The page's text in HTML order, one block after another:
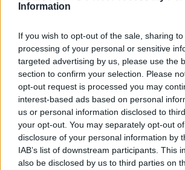
Information
If you wish to opt-out of the sale, sharing
processing of your personal or sensitive
targeted advertising by us, please use the
section to confirm your selection. Please
opt-out request is processed you may
interest-based ads based on personal
us or personal information disclosed to
your opt-out. You may separately opt-out
disclosure of your personal information by
IAB’s list of downstream participants. This
also be disclosed by us to third parties on
Date : …………………………….
4 Résous les problèmes suivants.
par une phrase et inscris les calculs
que tu as effectués.
La maman de Bastien désire verser
de confiture de prunes qu’elle
vient de faire dans des bocaux
chacun 100 g. De combien de
bocaux aura-t-elle besoin ?
……………………………………